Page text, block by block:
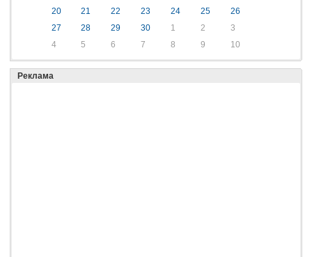
20
21 22 23 24 25
26
27
28 29 30 1 2
3
4
5 6 7 8 9 10
Реклама